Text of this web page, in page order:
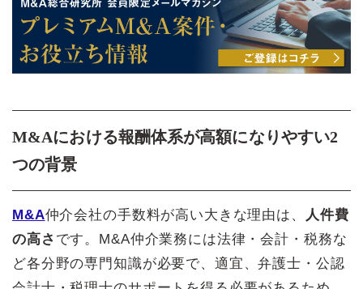
M&Aにおける報酬体系が高額になりやすい2
つの背景
M&A仲介会社の手数料が高い大きな理由は、
人件費
の高さ です。M&A仲介業務には法律・会計・税務な
ど各分野の専門知識が必要で、適宜、弁護士・公認